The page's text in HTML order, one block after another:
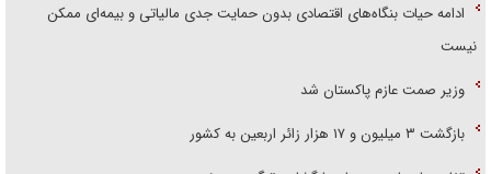
ادامه حیات بنگاه‌های اقتصادی بدون حمایت جدی مالیاتی و بیمه‌ای ممکن
نیست
وزیر صمت عازم پاکستان شد
بازگشت ۳ میلیون و ۱۷ هزار زائر اربعین به کشور